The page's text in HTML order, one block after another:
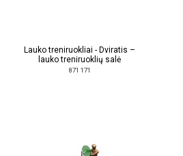
Lauko treniruokliai - Dviratis –
lauko treniruoklių salė
871 171